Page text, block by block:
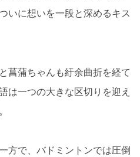
いに想いを一段と深めるキス
菖蒲ちゃんも紆余曲折を経て
は一つの大きな区切りを迎え
方で、バドミントンでは圧倒